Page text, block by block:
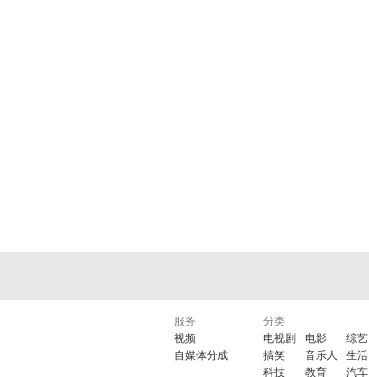
服务
视频
自媒体分成
分类
电视剧
电影 综艺
搞笑
音乐人 生活
科技
教育 汽车